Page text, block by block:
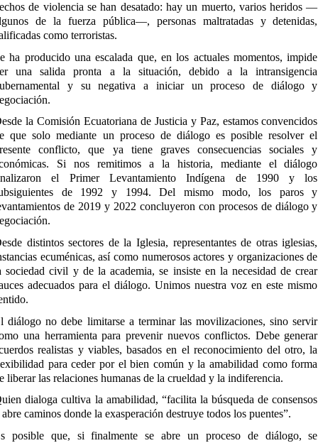
de violencia se han desatado: hay un muerto, varios heridos —
de la fuerza pública—, personas maltratadas y detenidas,
como terroristas.
ha producido una escalada que, en los actuales momentos, impide
una salida pronta a la situación, debido a la intransigencia
y su negativa a iniciar un proceso de diálogo y
la Comisión Ecuatoriana de Justicia y Paz, estamos convencidos
que solo mediante un proceso de diálogo es posible resolver el
conflicto, que ya tiene graves consecuencias sociales y
Si nos remitimos a la historia, mediante el diálogo
el Primer Levantamiento Indígena de 1990 y los
de 1992 y 1994. Del mismo modo, los paros y
de 2019 y 2022 concluyeron con procesos de diálogo y
distintos sectores de la Iglesia, representantes de otras iglesias,
ecuménicas, así como numerosos actores y organizaciones de
sociedad civil y de la academia, se insiste en la necesidad de crear
adecuados para el diálogo. Unimos nuestra voz en este mismo
diálogo no debe limitarse a terminar las movilizaciones, sino servir
una herramienta para prevenir nuevos conflictos. Debe generar
realistas y viables, basados en el reconocimiento del otro, la
para ceder por el bien común y la amabilidad como forma
liberar las relaciones humanas de la crueldad y la indiferencia.
dialoga cultiva la amabilidad, “facilita la búsqueda de consensos
caminos donde la exasperación destruye todos los puentes”.
posible que, si finalmente se abre un proceso de diálogo, se